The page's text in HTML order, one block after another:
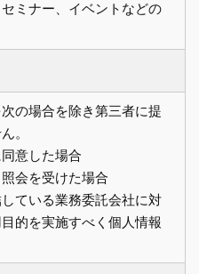
ミナー、イベントなどの
の場合を除き第三者に提
。
意した場合
会を受けた場合
ている業務委託会社に対
的を実施すべく個人情報